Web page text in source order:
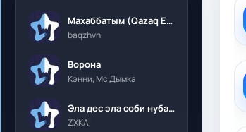
Махаббатым (Qazaq Edition)
baqzhvn
Ворона
Кэнни, Мс Дымка
Эла дес эла соби нубалеприсон
ZXKAI